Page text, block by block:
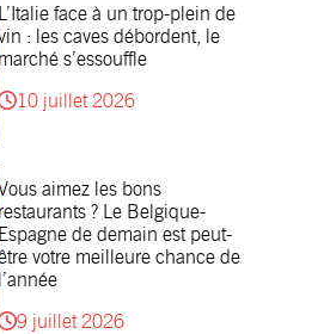
L’Italie face à un trop-plein de
: les caves débordent, le
marché s’essouffle
10 juillet 2026
aimez les bons
restaurants ? Le Belgique-
Espagne de demain est peut-
votre meilleure chance de
l’année
9 juillet 2026